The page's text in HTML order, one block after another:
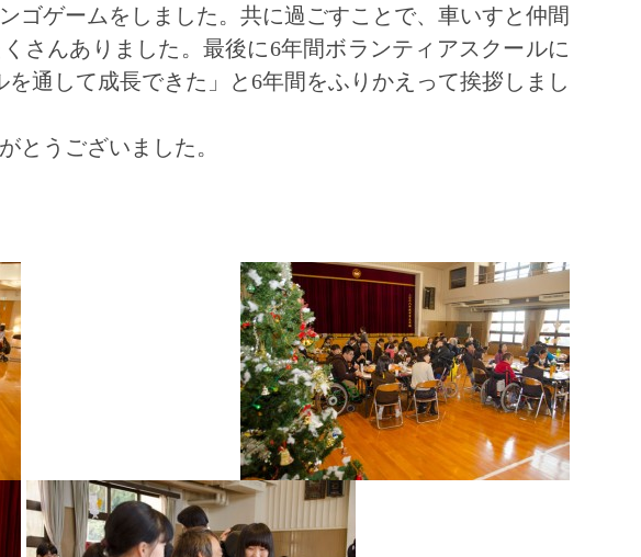
ゴゲームをしました。共に過ごすことで、車いすと仲間
さんありました。最後に6年間ボランティアスクールに
通して成長できた」と6年間をふりかえって挨拶しまし
とうございました。